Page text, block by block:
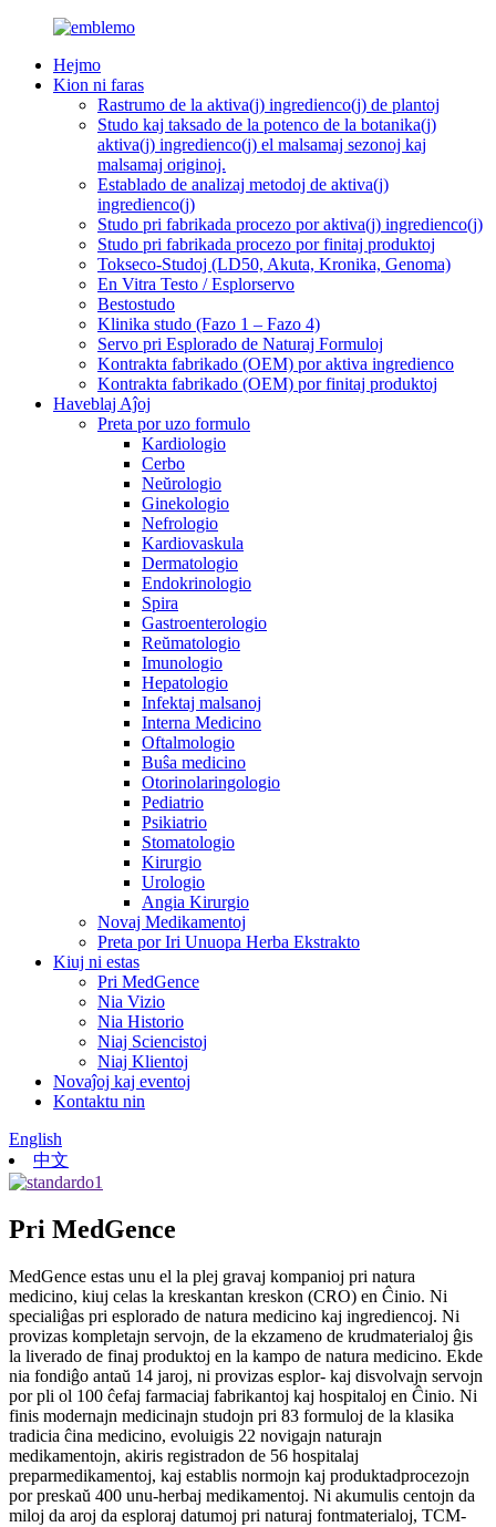
Hejmo
Kion ni faras
Rastrumo de la aktiva(j) ingredienco(j) de plantoj
Studo kaj taksado de la potenco de la botanika(j)
aktiva(j) ingredienco(j) el malsamaj sezonoj kaj
malsamaj originoj.
Establado de analizaj metodoj de aktiva(j)
ingredienco(j)
Studo pri fabrikada procezo por aktiva(j) ingredienco(j)
Studo pri fabrikada procezo por finitaj produktoj
Tokseco-Studoj (LD50, Akuta, Kronika, Genoma)
En Vitra Testo / Esplorservo
Bestostudo
Klinika studo (Fazo 1 – Fazo 4)
Servo pri Esplorado de Naturaj Formuloj
Kontrakta fabrikado (OEM) por aktiva ingredienco
Kontrakta fabrikado (OEM) por finitaj produktoj
Haveblaj Aĵoj
Preta por uzo formulo
Kardiologio
Cerbo
Neŭrologio
Ginekologio
Nefrologio
Kardiovaskula
Dermatologio
Endokrinologio
Spira
Gastroenterologio
Reŭmatologio
Imunologio
Hepatologio
Infektaj malsanoj
Interna Medicino
Oftalmologio
Buŝa medicino
Otorinolaringologio
Pediatrio
Psikiatrio
Stomatologio
Kirurgio
Urologio
Angia Kirurgio
Novaj Medikamentoj
Preta por Iri Unuopa Herba Ekstrakto
Kiuj ni estas
Pri MedGence
Nia Vizio
Nia Historio
Niaj Sciencistoj
Niaj Klientoj
Novaĵoj kaj eventoj
Kontaktu nin
English
中文
Pri MedGence
MedGence estas unu el la plej gravaj kompanioj pri natura
medicino, kiuj celas la kreskantan kreskon (CRO) en Ĉinio. Ni
specialiĝas pri esplorado de natura medicino kaj ingrediencoj. Ni
provizas kompletajn servojn, de la ekzameno de krudmaterialoj ĝis
la liverado de finaj produktoj en la kampo de natura medicino. Ekde
nia fondiĝo antaŭ 14 jaroj, ni provizas esplor- kaj disvolvajn servojn
por pli ol 100 ĉefaj farmaciaj fabrikantoj kaj hospitaloj en Ĉinio. Ni
finis modernajn medicinajn studojn pri 83 formuloj de la klasika
tradicia ĉina medicino, evoluigis 22 novigajn naturajn
medikamentojn, akiris registradon de 56 hospitalaj
preparmedikamentoj, kaj establis normojn kaj produktadprocezojn
por preskaŭ 400 unu-herbaj medikamentoj. Ni akumulis centojn da
miloj da aroj da esploraj datumoj pri naturaj fontmaterialoj, TCM-